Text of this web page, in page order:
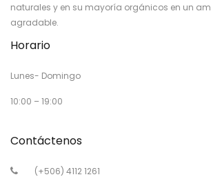
naturales y en su mayoría orgánicos en un
agradable.
Horario
Lunes- Domingo
10:00 – 19:00
Contáctenos
(+506) 4112 1261